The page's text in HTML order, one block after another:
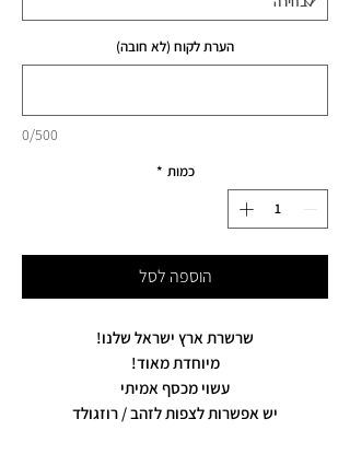
הערת לקוח (לא חובה)
0/500
כמות *
הוספה לסל
שרשרת ארץ ישראל שלנו!
מיוחדת מאוד!
עשוי מכסף אמיתי
יש אפשרות לצפות לזהב / רוזגולד